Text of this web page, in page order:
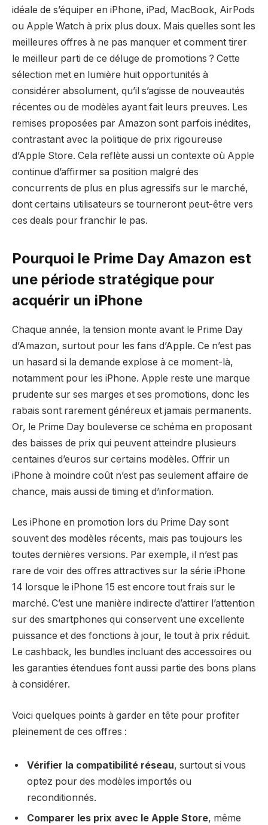
idéale de s’équiper en iPhone, iPad, MacBook, AirPods
ou Apple Watch à prix plus doux. Mais quelles sont les
meilleures offres à ne pas manquer et comment tirer
le meilleur parti de ce déluge de promotions ? Cette
sélection met en lumière huit opportunités à
considérer absolument, qu’il s’agisse de nouveautés
récentes ou de modèles ayant fait leurs preuves. Les
remises proposées par Amazon sont parfois inédites,
contrastant avec la politique de prix rigoureuse
d’Apple Store. Cela reflète aussi un contexte où Apple
continue d’affirmer sa position malgré des
concurrents de plus en plus agressifs sur le marché,
dont certains utilisateurs se tourneront peut-être vers
ces deals pour franchir le pas.
Pourquoi le Prime Day Amazon est
une période stratégique pour
acquérir un iPhone
Chaque année, la tension monte avant le Prime Day
d’Amazon, surtout pour les fans d’Apple. Ce n’est pas
un hasard si la demande explose à ce moment-là,
notamment pour les iPhone. Apple reste une marque
prudente sur ses marges et ses promotions, donc les
rabais sont rarement généreux et jamais permanents.
Or, le Prime Day bouleverse ce schéma en proposant
des baisses de prix qui peuvent atteindre plusieurs
centaines d’euros sur certains modèles. Offrir un
iPhone à moindre coût n’est pas seulement affaire de
chance, mais aussi de timing et d’information.
Les iPhone en promotion lors du Prime Day sont
souvent des modèles récents, mais pas toujours les
toutes dernières versions. Par exemple, il n’est pas
rare de voir des offres attractives sur la série iPhone
14 lorsque le iPhone 15 est encore tout frais sur le
marché. C’est une manière indirecte d’attirer l’attention
sur des smartphones qui conservent une excellente
puissance et des fonctions à jour, le tout à prix réduit.
Le cashback, les bundles incluant des accessoires ou
les garanties étendues font aussi partie des bons plans
à considérer.
Voici quelques points à garder en tête pour profiter
pleinement de ces offres :
Vérifier la compatibilité réseau, surtout si vous
optez pour des modèles importés ou
reconditionnés.
Comparer les prix avec le Apple Store, même